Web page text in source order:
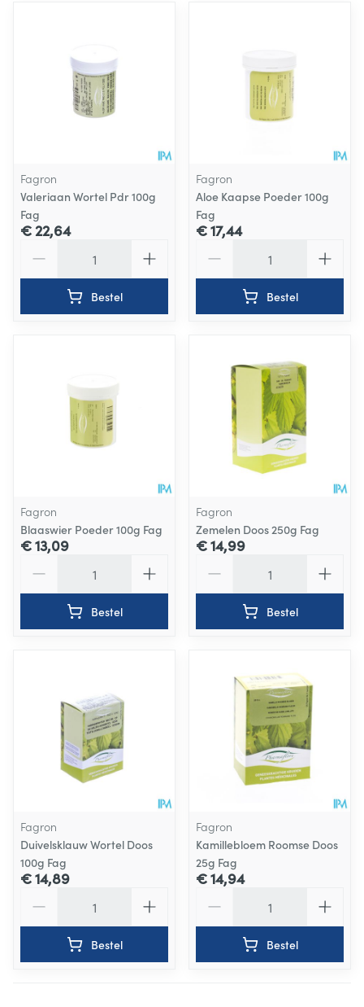
Fagron
Valeriaan Wortel Pdr 100g
Fag
€ 22,64
Bestel
Fagron
Aloe Kaapse Poeder 100g
Fag
€ 17,44
Bestel
Fagron
Blaaswier Poeder 100g Fag
€ 13,09
Bestel
Fagron
Zemelen Doos 250g Fag
€ 14,99
Bestel
Fagron
Duivelsklauw Wortel Doos
100g Fag
€ 14,89
Bestel
Fagron
Kamillebloem Roomse Doos
25g Fag
€ 14,94
Bestel